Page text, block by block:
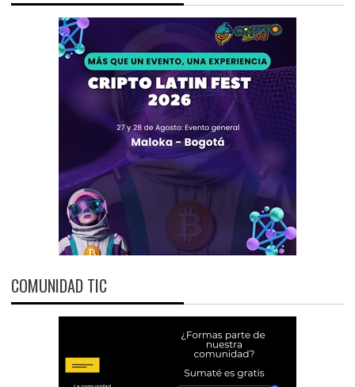
COMUNIDAD TIC